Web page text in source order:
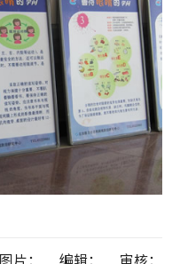
图片： 编辑： 审核：